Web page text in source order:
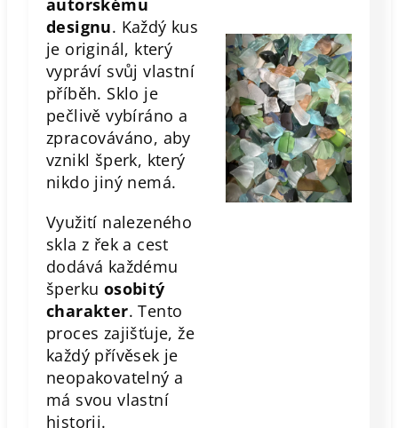
autorskému
designu. Každý kus
je originál, který
vypráví svůj vlastní
příběh. Sklo je
pečlivě vybíráno a
zpracováváno, aby
vznikl šperk, který
nikdo jiný nemá.
Využití nalezeného
skla z řek a cest
dodává každému
šperku osobitý
charakter. Tento
proces zajišťuje, že
každý přívěsek je
neopakovatelný a
má svou vlastní
historii.